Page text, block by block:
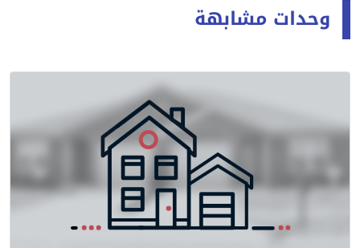
وحدات مشابهة